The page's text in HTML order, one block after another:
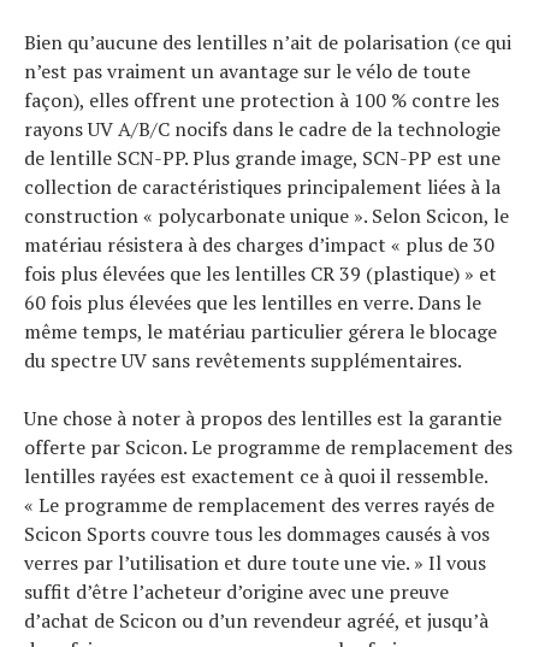
Bien qu’aucune des lentilles n’ait de polarisation (ce qui
n’est pas vraiment un avantage sur le vélo de toute
façon), elles offrent une protection à 100 % contre les
rayons UV A/B/C nocifs dans le cadre de la technologie
de lentille SCN-PP. Plus grande image, SCN-PP est une
collection de caractéristiques principalement liées à la
construction « polycarbonate unique ». Selon Scicon, le
matériau résistera à des charges d’impact « plus de 30
fois plus élevées que les lentilles CR 39 (plastique) » et
60 fois plus élevées que les lentilles en verre. Dans le
même temps, le matériau particulier gérera le blocage
du spectre UV sans revêtements supplémentaires.
Une chose à noter à propos des lentilles est la garantie
offerte par Scicon. Le programme de remplacement des
lentilles rayées est exactement ce à quoi il ressemble.
« Le programme de remplacement des verres rayés de
Scicon Sports couvre tous les dommages causés à vos
verres par l’utilisation et dure toute une vie. » Il vous
suffit d’être l’acheteur d’origine avec une preuve
d’achat de Scicon ou d’un revendeur agréé, et jusqu’à